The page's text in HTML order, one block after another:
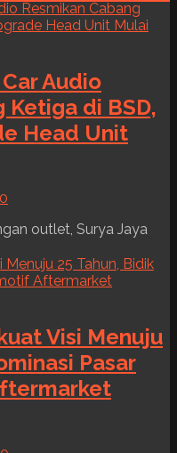
Audio
Ketiga di BSD,
Head Unit
0
outlet, Surya Jaya
Visi Menuju
Pasar